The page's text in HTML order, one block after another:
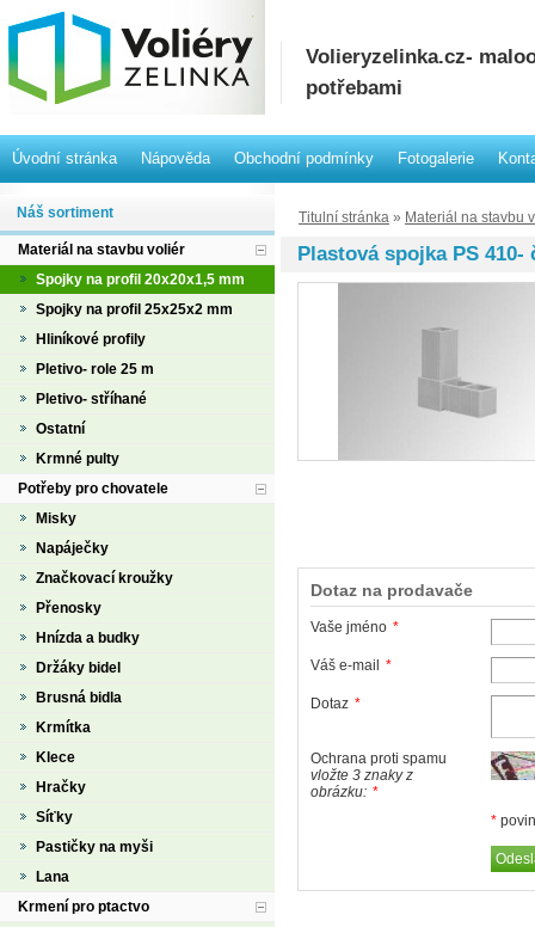
Volieryzelinka.cz-
potřebami
Úvodní stránka Nápověda Obchodní podmínky Fotogalerie
Titulní stránka » Materiál na stavbu
Plastová spojka PS 410-
Dotaz na prodavače
Vaše jméno *
Váš e-mail *
Dotaz *
Ochrana proti spamu
vložte 3 znaky z
obrázku: *
*
Náš sortiment
Materiál na stavbu voliér
Spojky na profil 20x20x1,5 mm
Spojky na profil 25x25x2 mm
Hliníkové profily
Pletivo- role 25 m
Pletivo- stříhané
Ostatní
Krmné pulty
Potřeby pro chovatele
Misky
Napáječky
Značkovací kroužky
Přenosky
Hnízda a budky
Držáky bidel
Brusná bidla
Krmítka
Klece
Hračky
Síťky
Pastičky na myši
Lana
Krmení pro ptactvo